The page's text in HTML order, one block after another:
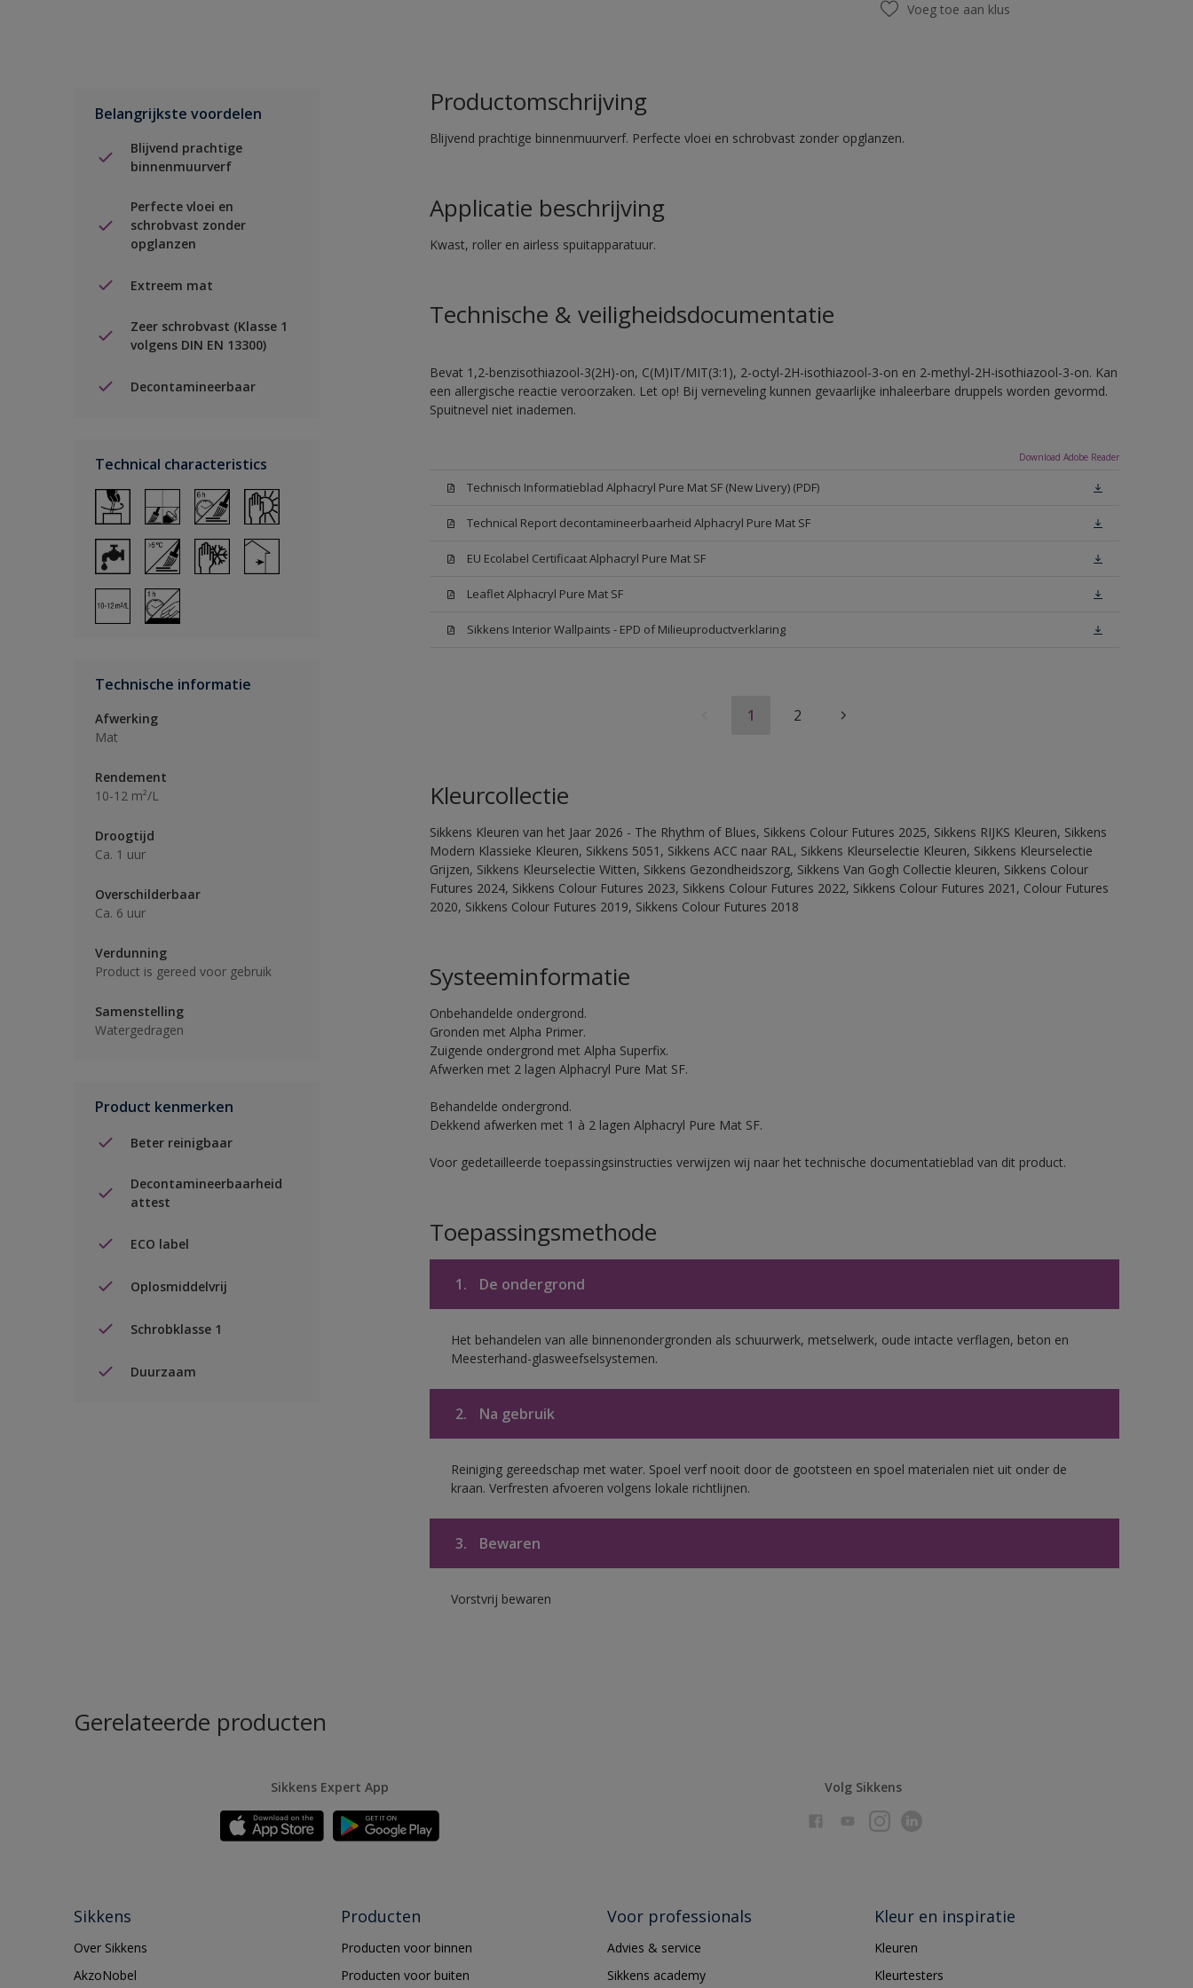
Voeg toe aan klus
Belangrijkste voordelen
Blijvend prachtige
binnenmuurverf
Perfecte vloei en
schrobvast zonder
opglanzen
Extreem mat
Zeer schrobvast (Klasse 1
volgens DIN EN 13300)
Decontamineerbaar
Technical characteristics
Technische informatie
Afwerking
Mat
Rendement
10-12 m²/L
Droogtijd
Ca. 1 uur
Overschilderbaar
Ca. 6 uur
Verdunning
Product is gereed voor gebruik
Samenstelling
Watergedragen
Product kenmerken
Beter reinigbaar
Decontamineerbaarheid
attest
ECO label
Oplosmiddelvrij
Schrobklasse 1
Duurzaam
Productomschrijving
Blijvend prachtige binnenmuurverf. Perfecte vloei en schrobvast zonder opglanzen.
Applicatie beschrijving
Kwast, roller en airless spuitapparatuur.
Technische & veiligheidsdocumentatie
Bevat 1,2-benzisothiazool-3(2H)-on, C(M)IT/MIT(3:1), 2-octyl-2H-isothiazool-3-on en 2-methyl-2H-isothiazool-3-on. Kan
een allergische reactie veroorzaken. Let op! Bij verneveling kunnen gevaarlijke inhaleerbare druppels worden gevormd.
Spuitnevel niet inademen.
Download Adobe Reader
Technisch Informatieblad Alphacryl Pure Mat SF (New Livery) (PDF)
Technical Report decontamineerbaarheid Alphacryl Pure Mat SF
EU Ecolabel Certificaat Alphacryl Pure Mat SF
Leaflet Alphacryl Pure Mat SF
Sikkens Interior Wallpaints - EPD of Milieuproductverklaring
1 2
Kleurcollectie
Sikkens Kleuren van het Jaar 2026 - The Rhythm of Blues, Sikkens Colour Futures 2025, Sikkens RIJKS Kleuren, Sikkens
Modern Klassieke Kleuren, Sikkens 5051, Sikkens ACC naar RAL, Sikkens Kleurselectie Kleuren, Sikkens Kleurselectie
Grijzen, Sikkens Kleurselectie Witten, Sikkens Gezondheidszorg, Sikkens Van Gogh Collectie kleuren, Sikkens Colour
Futures 2024, Sikkens Colour Futures 2023, Sikkens Colour Futures 2022, Sikkens Colour Futures 2021, Colour Futures
2020, Sikkens Colour Futures 2019, Sikkens Colour Futures 2018
Systeeminformatie
Onbehandelde ondergrond.
Gronden met Alpha Primer.
Zuigende ondergrond met Alpha Superfix.
Afwerken met 2 lagen Alphacryl Pure Mat SF.
Behandelde ondergrond.
Dekkend afwerken met 1 à 2 lagen Alphacryl Pure Mat SF.
Voor gedetailleerde toepassingsinstructies verwijzen wij naar het technische documentatieblad van dit product.
Toepassingsmethode
1. De ondergrond
Het behandelen van alle binnenondergronden als schuurwerk, metselwerk, oude intacte verflagen, beton en
Meesterhand-glasweefselsystemen.
2. Na gebruik
Reiniging gereedschap met water. Spoel verf nooit door de gootsteen en spoel materialen niet uit onder de
kraan. Verfresten afvoeren volgens lokale richtlijnen.
3. Bewaren
Vorstvrij bewaren
Gerelateerde producten
Sikkens Expert App Volg Sikkens
Sikkens
Over Sikkens
AkzoNobel
Producten
Producten voor binnen
Producten voor buiten
Voor professionals
Advies & service
Sikkens academy
Kleur en inspiratie
Kleuren
Kleurtesters